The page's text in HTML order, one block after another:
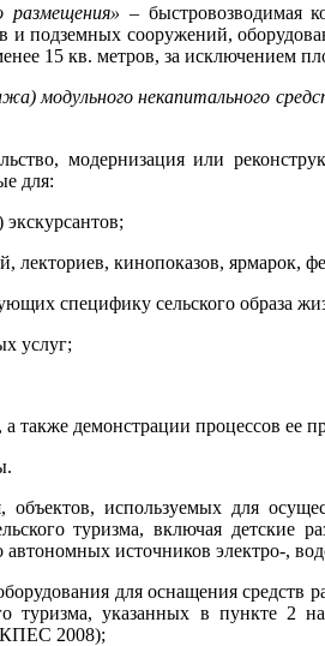
размещения» – быстровозводимая
и подземных сооружений,
15 кв. метров, за исключением
модульного некапитального
модернизация или
для:
лекториев, кинопоказов, ярмарок,
специфику сельского образа
услуг;
также демонстрации процессов ее
используемых для
туризма, включая
источников электро-,
для оснащения средств
туризма, указанных в пункте 2
2008);